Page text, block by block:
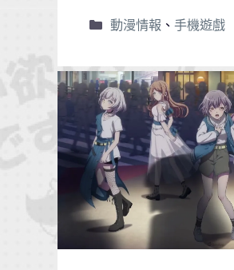
動漫情報 、 手機遊戲